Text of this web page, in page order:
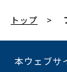
トップ
本ウェブサ